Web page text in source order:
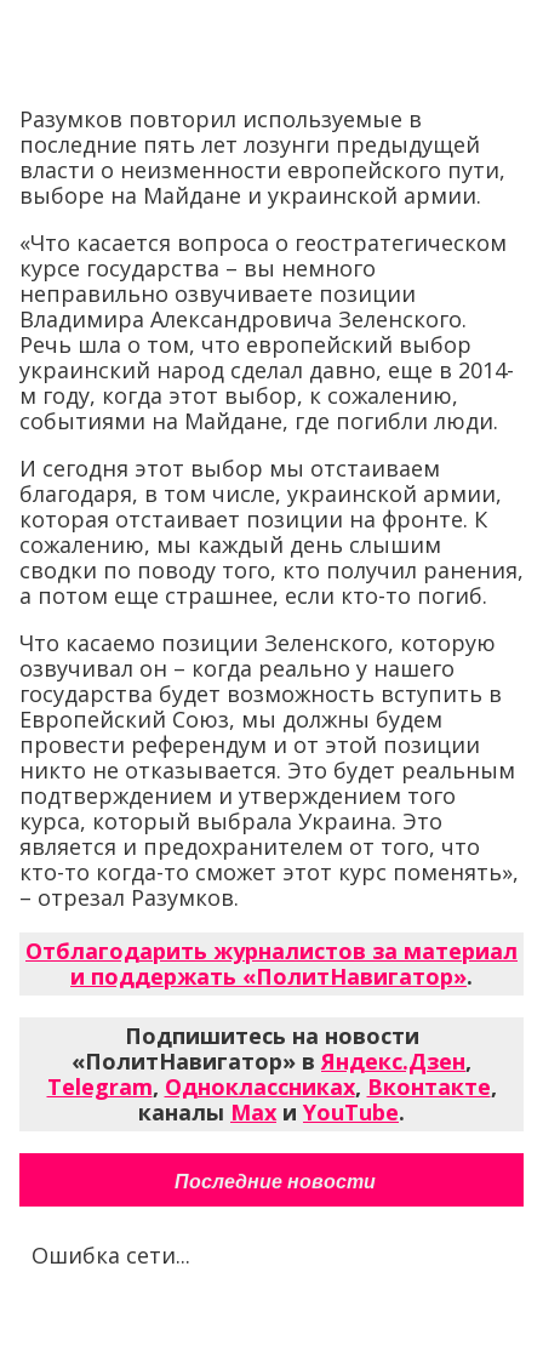
Разумков повторил используемые в
последние пять лет лозунги предыдущей
власти о неизменности европейского пути,
выборе на Майдане и украинской армии.
«Что касается вопроса о геостратегическом
курсе государства – вы немного
неправильно озвучиваете позиции
Владимира Александровича Зеленского.
Речь шла о том, что европейский выбор
украинский народ сделал давно, еще в 2014-
м году, когда этот выбор, к сожалению,
событиями на Майдане, где погибли люди.
И сегодня этот выбор мы отстаиваем
благодаря, в том числе, украинской армии,
которая отстаивает позиции на фронте. К
сожалению, мы каждый день слышим
сводки по поводу того, кто получил ранения,
а потом еще страшнее, если кто-то погиб.
Что касаемо позиции Зеленского, которую
озвучивал он – когда реально у нашего
государства будет возможность вступить в
Европейский Союз, мы должны будем
провести референдум и от этой позиции
никто не отказывается. Это будет реальным
подтверждением и утверждением того
курса, который выбрала Украина. Это
является и предохранителем от того, что
кто-то когда-то сможет этот курс поменять»,
– отрезал Разумков.
Отблагодарить журналистов за материал
и поддержать «ПолитНавигатор».
Подпишитесь на новости
«ПолитНавигатор» вЯндекс.Дзен,
Telegram, Одноклассниках, Вконтакте,
каналы Max и YouTube.
Последние новости
Ошибка сети...